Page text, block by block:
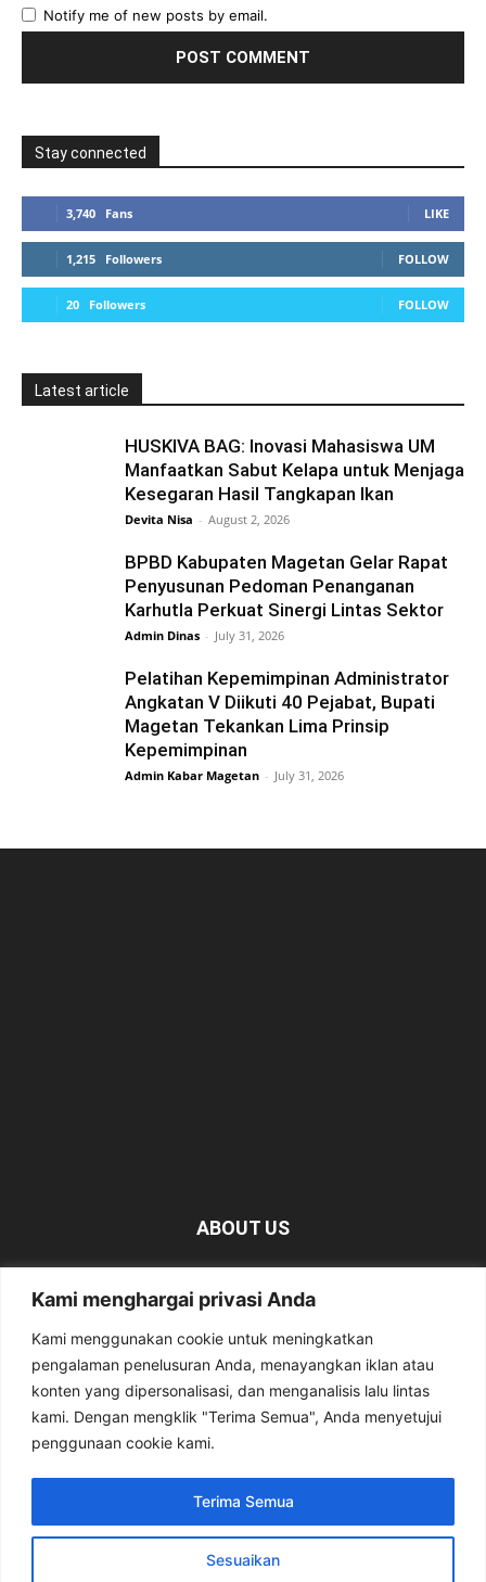
Kami menghargai privasi Anda
Kami menggunakan cookie untuk meningkatkan
pengalaman penelusuran Anda, menayangkan iklan atau
konten yang dipersonalisasi, dan menganalisis lalu lintas
kami. Dengan mengklik "Terima Semua", Anda menyetujui
penggunaan cookie kami.
Sesuaikan
Terima Semua
Notify me of new posts by email.
Stay connected
3,740 Fans LIKE
1,215 Followers FOLLOW
20 Followers FOLLOW
Latest article
HUSKIVA BAG: Inovasi Mahasiswa UM
Manfaatkan Sabut Kelapa untuk Menjaga
Kesegaran Hasil Tangkapan Ikan
Devita Nisa - August 2, 2026
BPBD Kabupaten Magetan Gelar Rapat
Penyusunan Pedoman Penanganan
Karhutla Perkuat Sinergi Lintas Sektor
Admin Dinas - July 31, 2026
Pelatihan Kepemimpinan Administrator
Angkatan V Diikuti 40 Pejabat, Bupati
Magetan Tekankan Lima Prinsip
Kepemimpinan
Admin Kabar Magetan - July 31, 2026
ABOUT US
berita tentang Magetan yang bersumber dari berbagai
Contact us:kabarmagetan@gmail.com
FOLLOW US